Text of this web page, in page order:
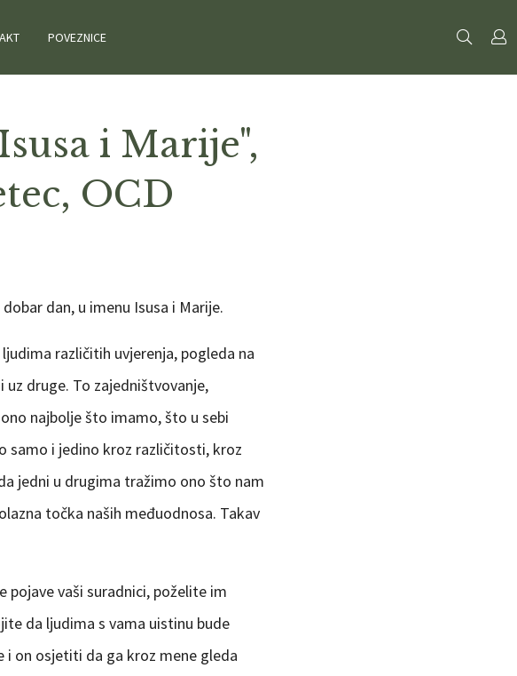
POVEZNICE
i Marije",
OCD
dan, u imenu Isusa i Marije.
različitih uvjerenja, pogleda na
druge. To zajedništvovanje,
najbolje što imamo, što u sebi
samo i jedino kroz različitosti, kroz
jedni u drugima tražimo ono što nam
točka naših međuodnosa. Takav
pojave vaši suradnici, poželite im
da ljudima s vama uistinu bude
i on osjetiti da ga kroz mene gleda